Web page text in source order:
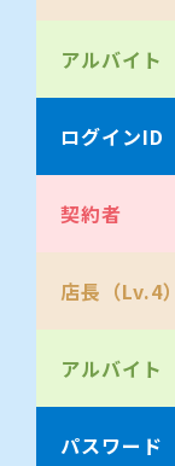
３、デモ
機能がござ
（当社の免
録したデ
は行わない
２、お客
アルバイト
ログインID
契約者
店長（Lv.4）
アルバイト
パスワード